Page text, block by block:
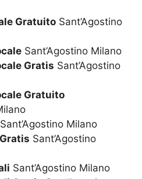
Gratuito Sant’Agostino
Sant’Agostino Milano
Gratis Sant’Agostino
Gratuito
Sant’Agostino Milano
Sant’Agostino
Sant’Agostino Milano